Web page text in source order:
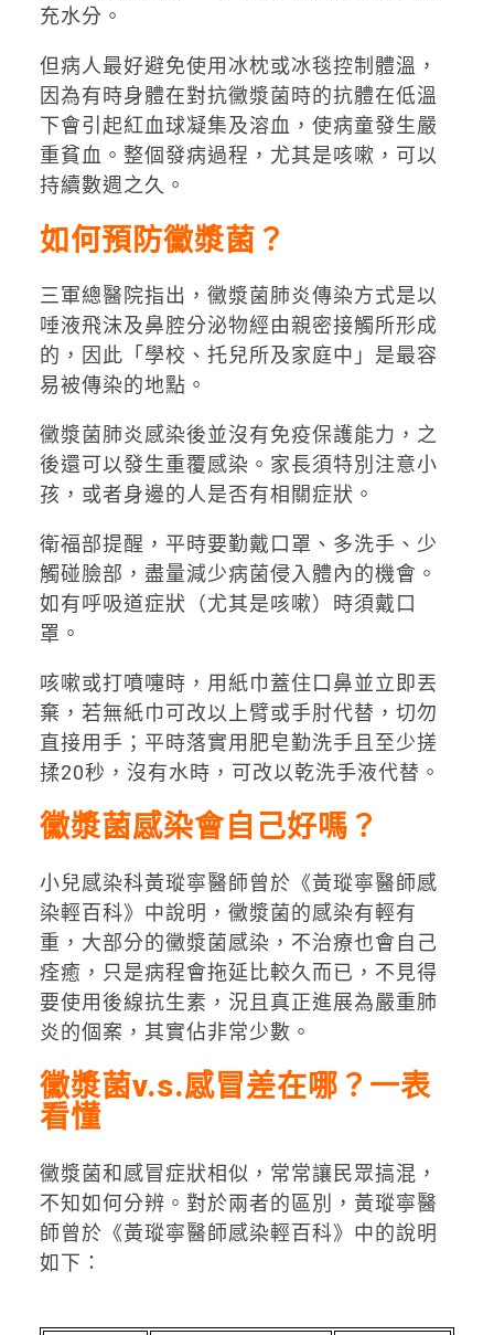
充水分。
但病人最好避免使用冰枕或冰毯控制體溫，
因為有時身體在對抗黴漿菌時的抗體在低溫
下會引起紅血球凝集及溶血，使病童發生嚴
重貧血。整個發病過程，尤其是咳嗽，可以
持續數週之久。
如何預防黴漿菌？
三軍總醫院指出，黴漿菌肺炎傳染方式是以
唾液飛沫及鼻腔分泌物經由親密接觸所形成
的，因此「學校、托兒所及家庭中」是最容
易被傳染的地點。
黴漿菌肺炎感染後並沒有免疫保護能力，之
後還可以發生重覆感染。家長須特別注意小
孩，或者身邊的人是否有相關症狀。
衛福部提醒，平時要勤戴口罩、多洗手、少
觸碰臉部，盡量減少病菌侵入體內的機會。
如有呼吸道症狀（尤其是咳嗽）時須戴口
罩。
咳嗽或打噴嚏時，用紙巾蓋住口鼻並立即丟
棄，若無紙巾可改以上臂或手肘代替，切勿
直接用手；平時落實用肥皂勤洗手且至少搓
揉20秒，沒有水時，可改以乾洗手液代替。
黴漿菌感染會自己好嗎？
小兒感染科黃瑽寧醫師曾於《黃瑽寧醫師感
染輕百科》中說明，黴漿菌的感染有輕有
重，大部分的黴漿菌感染，不治療也會自己
痊癒，只是病程會拖延比較久而已，不見得
要使用後線抗生素，況且真正進展為嚴重肺
炎的個案，其實佔非常少數。
黴漿菌v.s.感冒差在哪？一表
看懂
黴漿菌和感冒症狀相似，常常讓民眾搞混，
不知如何分辨。對於兩者的區別，黃瑽寧醫
師曾於《黃瑽寧醫師感染輕百科》中的說明
如下：